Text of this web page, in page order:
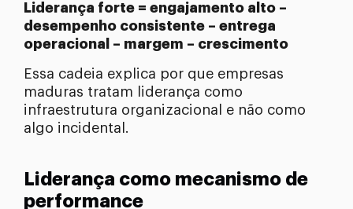
Liderança forte = engajamento alto –
desempenho consistente – entrega
operacional – margem – crescimento
Essa cadeia explica por que empresas
maduras tratam liderança como
infraestrutura organizacional e não como
algo incidental.
Liderança como mecanismo de
performance